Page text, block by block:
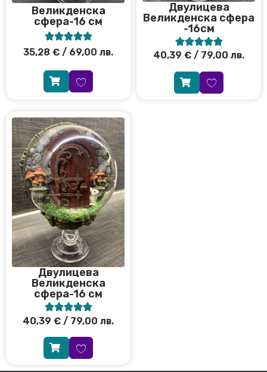
Великденска
сфера-16 см

35,28 € / 69,00 лв.
Двулицева
Великденска сфера
-16см

40,39 € / 79,00 лв.
Двулицева
Великденска
сфера-16 см

40,39 € / 79,00 лв.